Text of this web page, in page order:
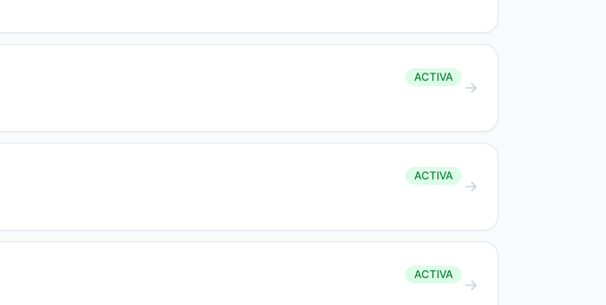
ACTIVA
ACTIVA
ACTIVA